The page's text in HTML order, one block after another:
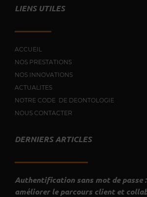
LIENS UTILES
ACCUEIL
NOS PRESTATIONS
NOS INNOVATIONS
ACTUALITES
NOTRE CODE DE DEONTOLOGIE
NOUS CONTACTER
DERNIERS ARTICLES
Authentification sans mot de passe
améliorer le parcours client et